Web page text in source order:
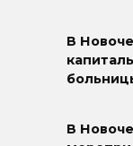
В
В